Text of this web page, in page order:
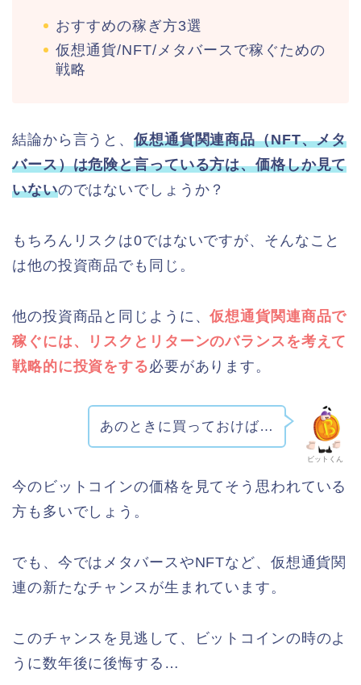
おすすめの稼ぎ方3選
仮想通貨/NFT/メタバースで稼ぐための
戦略
結論から言うと、仮想通貨関連商品（NFT、メタ
バース）は危険と言っている方は、価格しか見て
いないのではないでしょうか？
もちろんリスクは0ではないですが、そんなこと
は他の投資商品でも同じ。
他の投資商品と同じように、仮想通貨関連商品で
稼ぐには、リスクとリターンのバランスを考えて
戦略的に投資をする必要があります。
ビットくん
あのときに買っておけば…
今のビットコインの価格を見てそう思われている
方も多いでしょう。
でも、今ではメタバースやNFTなど、仮想通貨関
連の新たなチャンスが生まれています。
このチャンスを見逃して、ビットコインの時のよ
うに数年後に後悔する…